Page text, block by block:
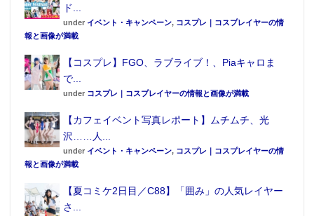
また、eスポーツ部の指導パートナーとして、ネット部
活「サッカー部」特別顧問の秋田 豊氏(元サッカー日
別顧問の志郎氏(eスポーツ団体「指喧」)が格闘ゲーム
を引き続き担当する。
ド...
under イベント・キャンペーン, コスプレ｜コスプレイヤーの情
報と画像が満載
【コスプレ】FGO、ラブライブ！、Piaキャロま
で...
under コスプレ｜コスプレイヤーの情報と画像が満載
【カフェイベント写真レポート】ムチムチ、光
沢……人...
under イベント・キャンペーン, コスプレ｜コスプレイヤーの情
報と画像が満載
【夏コミケ2日目／C88】「囲み」の人気レイヤー
さ...